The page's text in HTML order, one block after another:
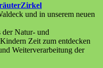
und in unserem neuen
der Natur- und
Zeit zum entdecken
Weiterverarbeitung der